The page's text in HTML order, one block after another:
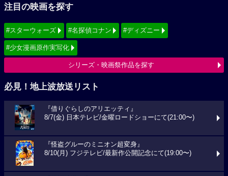
注目の映画を探す
#スターウォーズ #名探偵コナン #ディズニー
#少女漫画原作実写化
シリーズ・映画祭作品を探す
必見！地上波放送リスト
『借りぐらしのアリエッティ』
8/7(金) 日本テレビ/金曜ロードショーにて(21:00〜)
『怪盗グルーのミニオン超変身』
8/10(月) フジテレビ/最新作公開記念にて(19:00〜)